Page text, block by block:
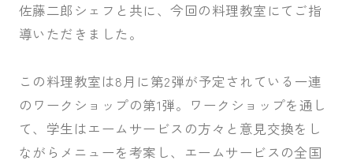
佐藤二郎シェフと共に、今回の料理教室にてご指
導いただきました。
この料理教室は8月に第2弾が予定されている一連
のワークショップの第1弾。ワークショップを通し
て、学生はエームサービスの方々と意見交換をし
ながらメニューを考案し、エームサービスの全国